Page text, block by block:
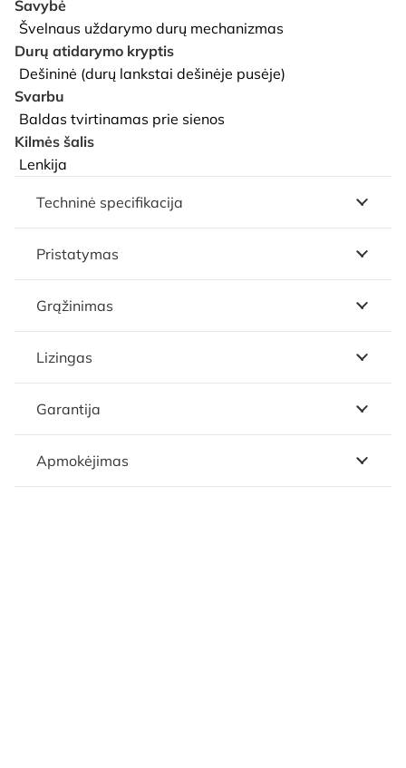
Savybė
Švelnaus uždarymo durų mechanizmas
Durų atidarymo kryptis
Dešininė (durų lankstai dešinėje pusėje)
Svarbu
Baldas tvirtinamas prie sienos
Kilmės šalis
Lenkija
Techninė specifikacija
Pristatymas
Grąžinimas
Lizingas
Garantija
Apmokėjimas